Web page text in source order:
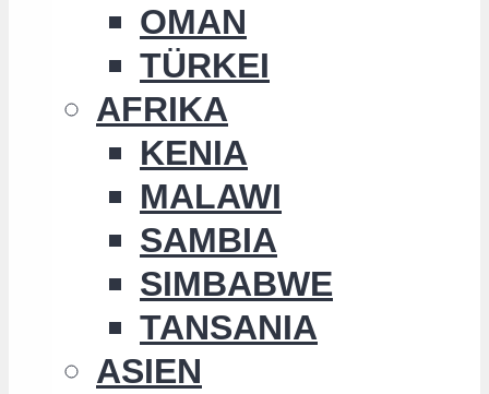
OMAN
TÜRKEI
AFRIKA
KENIA
MALAWI
SAMBIA
SIMBABWE
TANSANIA
ASIEN